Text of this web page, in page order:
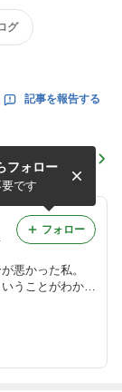
グ
記事を報告する
事で体質改善
生
悪かった私。
うことがわかり
」と言われた方
す。
フォロー
です
フォロー